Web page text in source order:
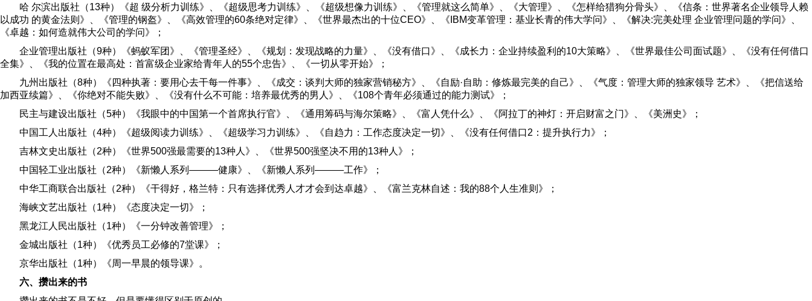
哈 尔滨出版社（13种）《超 级分析力训练》、《超级思考力训练》、《超级想像力训练》、《管理就这么简单》、《大管理》、《怎样给猎狗分骨头》、《信条：世界著名企业领导人赖
以成功 的黄金法则》、《管理的钢盔》、《高效管理的60条绝对定律》、《世界最杰出的十位CEO》、《IBM变革管理：基业长青的伟大学问》、《解决:完美处理 企业管理问题的学问》、
《卓越：如何造就伟大公司的学问》；
企业管理出版社（9种）《蚂蚁军团》、《管理圣经》、《规划：发现战略的力量》、《没有借口》、《成长力：企业持续盈利的10大策略》、《世界最佳公司面试题》、《没有任何借口
全集》、《我的位置在最高处：首富级企业家给青年人的55个忠告》、《一切从零开始》；
九州出版社（8种）《四种执著：要用心去干每一件事》、《成交：谈判大师的独家营销秘方》、《自励·自助：修炼最完美的自己》、《气度：管理大师的独家领导 艺术》、《把信送给
加西亚续篇》、《你绝对不能失败》、《没有什么不可能：培养最优秀的男人》、《108个青年必须通过的能力测试》；
民主与建设出版社（5种）《我眼中的中国第一个首席执行官》、《通用筹码与海尔策略》、《富人凭什么》、《阿拉丁的神灯：开启财富之门》、《美洲史》；
中国工人出版社（4种）《超级阅读力训练》、《超级学习力训练》、《自趋力：工作态度决定一切》、《没有任何借口2：提升执行力》；
吉林文史出版社（2种）《世界500强最需要的13种人》、《世界500强坚决不用的13种人》；
中国轻工业出版社（2种）《新懒人系列———健康》、《新懒人系列———工作》；
中华工商联合出版社（2种）《干得好，格兰特：只有选择优秀人才才会到达卓越》、《富兰克林自述：我的88个人生准则》；
海峡文艺出版社（1种）《态度决定一切》；
黑龙江人民出版社（1种）《一分钟改善管理》；
金城出版社（1种）《优秀员工必修的7堂课》；
京华出版社（1种）《周一早晨的领导课》。
六、攒出来的书